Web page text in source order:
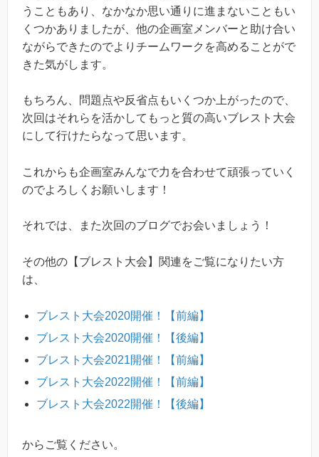
うこともあり、なかなか思い通りに進まないこともい
くつかありましたが、他の企画室メンバーと助け合い
ながらできたのでよりチームワークを高めることがで
きた気がします。
もちろん、問題点や反省点もいくつか上がったので、
次回はそれらを活かしてもっと質の高いブレスト大会
にして行けたらなって思います。
これからも企画室みんなで力を合わせて頑張っていく
のでよろしくお願いします！
それでは、また次回のブログでお会いましょう！
その他の【ブレスト大会】関連をご覧になりたい方
は、
ブレスト大会2020開催！【前編】
ブレスト大会2020開催！【後編】
ブレスト大会2021開催！【前編】
ブレスト大会2022開催！【前編】
ブレスト大会2022開催！【後編】
からご覧ください。